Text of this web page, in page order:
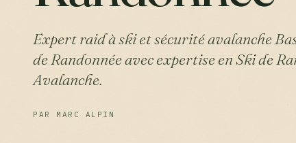
Expert raid à ski et sécurité avalanche
de Randonnée avec expertise en Ski de
Avalanche.
PAR MARC ALPIN